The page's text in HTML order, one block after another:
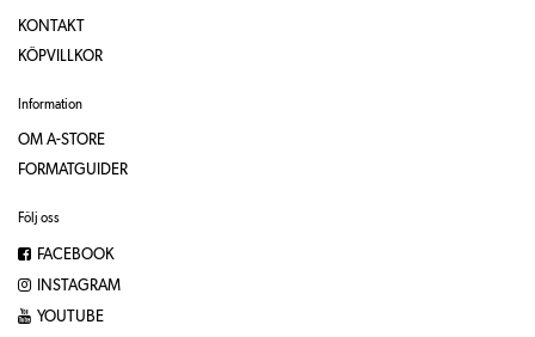
KONTAKT
KÖPVILLKOR
Information
OM A-STORE
FORMATGUIDER
Följ oss
FACEBOOK
INSTAGRAM
YOUTUBE